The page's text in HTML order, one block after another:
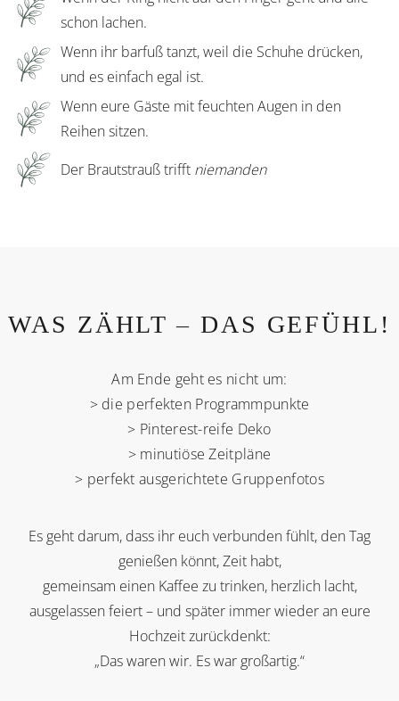
schon lachen.
Wenn ihr barfuß tanzt, weil die Schuhe drücken,
und es einfach egal ist.
Wenn eure Gäste mit feuchten Augen in den
Reihen sitzen.
Der Brautstrauß trifft niemanden
WAS ZÄHLT – DAS GEFÜHL!
Am Ende geht es nicht um:
> die perfekten Programmpunkte
> Pinterest-reife Deko
> minutiöse Zeitpläne
> perfekt ausgerichtete Gruppenfotos
Es geht darum, dass ihr euch verbunden fühlt, den Tag
genießen könnt, Zeit habt,
gemeinsam einen Kaffee zu trinken, herzlich lacht,
ausgelassen feiert – und später immer wieder an eure
Hochzeit zurückdenkt:
„Das waren wir. Es war großartig.“